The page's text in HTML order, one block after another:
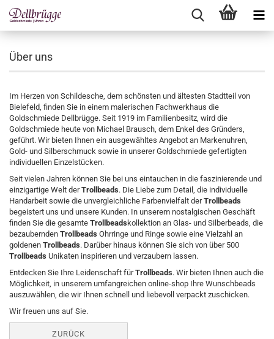
Über uns
Im Herzen von Schildesche, dem schönsten und ältesten Stadtteil von
Bielefeld, finden Sie in einem malerischen Fachwerkhaus die
Goldschmiede Dellbrügge. Seit 1919 im Familienbesitz, wird die
Goldschmiede heute von Michael Brausch, dem Enkel des Gründers,
geführt. Wir bieten Ihnen ein ausgewähltes Angebot an Markenuhren,
Gold- und Silberschmuck sowie in unserer Goldschmiede gefertigten
individuellen Einzelstücken.
Seit vielen Jahren können Sie bei uns eintauchen in die faszinierende und
einzigartige Welt derTrollbeads. Die Liebe zum Detail, die individuelle
Handarbeit sowie die unvergleichliche Farbenvielfalt derTrollbeads
begeistert uns und unsere Kunden. In unserem nostalgischen Geschäft
finden Sie die gesamte Trollbeadskollektion an Glas- und Silberbeads, die
bezaubernden Trollbeads Ohrringe und Ringe sowie eine Vielzahl an
goldenen Trollbeads. Darüber hinaus können Sie sich von über 500
Trollbeads Unikaten inspirieren und verzaubern lassen.
Entdecken Sie Ihre Leidenschaft fürTrollbeads. Wir bieten Ihnen auch die
Möglichkeit, in unserem umfangreichen online-shop Ihre Wunschbeads
auszuwählen, die wir Ihnen schnell und liebevoll verpackt zuschicken.
Wir freuen uns auf Sie.
ZURÜCK